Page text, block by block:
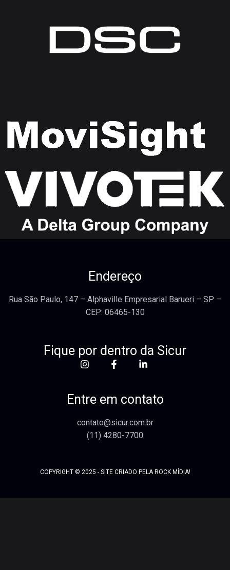
Endereço
Rua São Paulo, 147 – Alphaville Empresarial Barueri – SP –
CEP: 06465-130
Fique por dentro da Sicur
Entre em contato
contato@sicur.com.br
(11) 4280-7700
COPYRIGHT © 2025 - SITE CRIADO PELA ROCK MÍDIA!